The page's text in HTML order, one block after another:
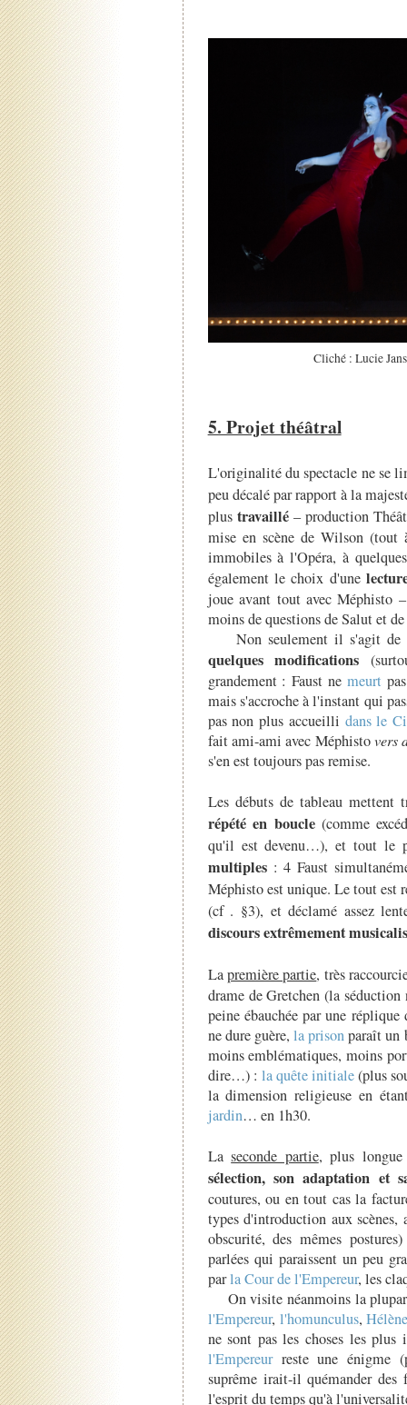
Cliché : Lucie
5. Projet théâtral
L'originalité du spectacle ne se
peu décalé par rapport à la
plus travaillé– production
mise en scène de Wilson
immobiles à l'Opéra, à
également le choix d'une
joue avant tout avec Méphisto
moins de questions de Salut et
Non seulement il s'agit de
quelques modifications
grandement : Faust ne meurt
mais s'accroche à l'instant qui
pas non plus accueilli dans le
fait ami-ami avec Méphistovers
s'en est toujours pas remise.
Les débuts de tableau mettent
répété en boucle(comme
qu'il est devenu…), et tout le
multiples : 4 Faust
Méphisto est unique. Le tout est
(cf . §3), et déclamé assez
discours extrêmement
Lapremière partie, très
drame de Gretchen (la
peine ébauchée par une
ne dure guère,la prisonparaît un
moins emblématiques, moins
dire…) : la quête initiale(plus
la dimension religieuse en
jardin… en 1h30.
Laseconde partie, plus
sélection, son adaptation et
coutures, ou en tout cas la
types d'introduction aux scènes,
obscurité, des mêmes
parlées qui paraissent un peu
parla Cour de l'Empereur, les
On visite néanmoins la
l'Empereur, l'homunculus,
ne sont pas les choses les plus
l'Empereur reste une énigme
suprême irait-il quémander des
l'esprit du temps qu'à